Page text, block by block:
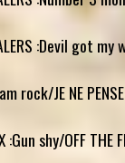
:Devil got my
rock/JE NE
:Gun shy/OFF THE